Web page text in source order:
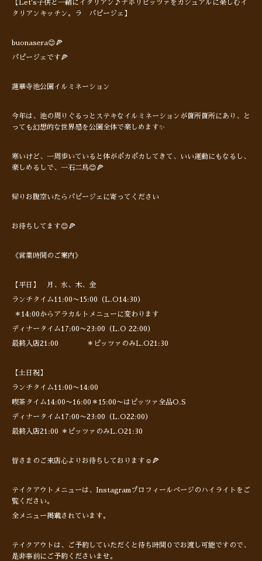
【Let's子供と一緒にイタリアン♪ナポリピッツァをカジュアルに楽しむイ
タリアンキッチン。ラ パピージェ】
buonasera😊🍕
パピージェです🍕
蓮華寺池公園イルミネーション
今年は、池の周りぐるっとステキなイルミネーションが箇所箇所にあり、と
っても幻想的な世界感を公園全体で楽しめます✨
寒いけど、一周歩いていると体がポカポカしてきて、いい運動にもなるし、
楽しめるしで、一石二鳥😊🍕
帰りお腹空いたらパピージェに寄ってください
お待ちしてます😊🍕
《営業時間のご案内》
【平日】 月、水、木、金
ランチタイム11:00〜15:00（L.O14:30）
＊14:00からアラカルトメニューに変わります
ディナータイム17:00〜23:00（L.O 22:00）
最終入店21:00 ＊ピッツァのみL.O21:30
【土日祝】
ランチタイム11:00〜14:00
喫茶タイム14:00〜16:00＊15:00〜はピッツァ全品O.S
ディナータイム17:00〜23:00（L.O22:00）
最終入店21:00 ＊ピッツァのみL.O21:30
皆さまのご来店心よりお待ちしております☺️🍕
テイクアウトメニューは、Instagramプロフィールページのハイライトをご
覧ください。
全メニュー掲載されています。
テイクアウトは、ご予約していただくと待ち時間０でお渡し可能ですので、
是非事前にご予約くださいませ。